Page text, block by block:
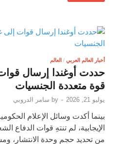
أخبار العالم العربي / العالم
حددت أوغندا إرسال
قوة متعددة الجنسيات
يوليو 21, 2026 -
by سامر الدروبي
بينما أكدت وسائل الإعلام
من تحديد حجم وحدة الانتشار،